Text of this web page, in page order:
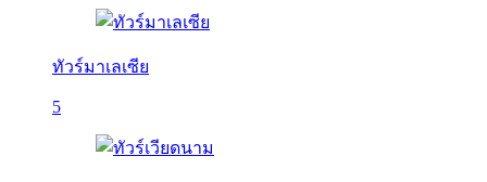
ทัวร์มาเลเซีย
5